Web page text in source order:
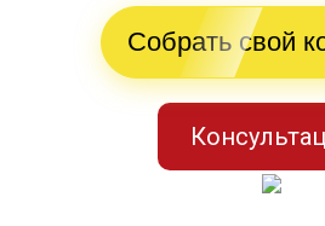
Собрать свой